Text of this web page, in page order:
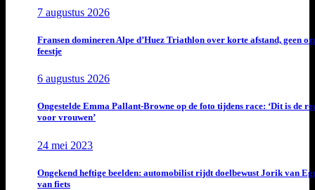
7 augustus 2026
Fransen domineren Alpe d’Huez Triathlon over korte afstand, geen
feestje
6 augustus 2026
Ongestelde Emma Pallant-Browne op de foto tijdens race: ‘Dit is de
voor vrouwen’
24 mei 2023
Ongekend heftige beelden: automobilist rijdt doelbewust Jorik van
van fiets